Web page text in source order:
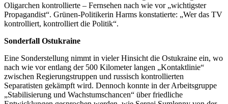
Oligarchen kontrollierte – Fernsehen nach wie vor „wichtigster
Propagandist“. Grünen-Politikerin Harms konstatierte: „Wer das TV
kontrolliert, kontrolliert die Politik“.
Sonderfall Ostukraine
Eine Sonderstellung nimmt in vieler Hinsicht die Ostukraine ein, wo
nach wie vor entlang der 500 Kilometer langen „Kontaktlinie“
zwischen Regierungstruppen und russisch kontrollierten
Separatisten gekämpft wird. Dennoch konnte in der Arbeitsgruppe
„Stabilisierung und Wachstumschancen“ über friedliche